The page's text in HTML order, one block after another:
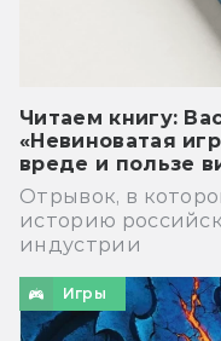
Читаем книгу:
«Невиноватая
вреде и пользе
Отрывок, в
историю
индустрии
Игры